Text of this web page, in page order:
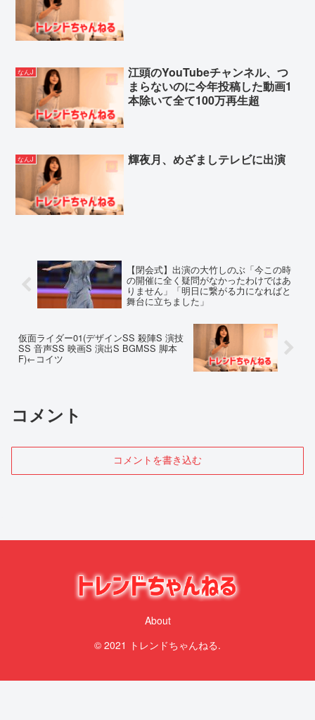
なんJ
江頭のYouTubeチャンネル、つ
まらないのに今年投稿した動画1
本除いて全て100万再生超
なんJ 輝夜月、めざましテレビに出演
【閉会式】出演の大竹しのぶ「今この時
の開催に全く疑問がなかったわけではあ
りません」「明日に繋がる力になればと
舞台に立ちました」
仮面ライダー01(デザインSS 殺陣S 演技
SS 音声SS 映画S 演出S BGMSS 脚本
F)←コイツ
コメント
コメントを書き込む
About
© 2021 トレンドちゃんねる.